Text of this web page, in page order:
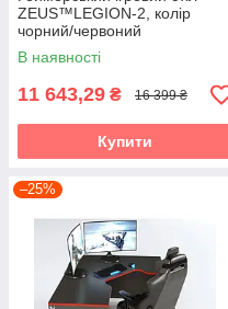
ZEUS™LEGION-2, колір
чорний/червоний
В наявності
11 643,29 ₴ 16 399 ₴
Купити
–25%